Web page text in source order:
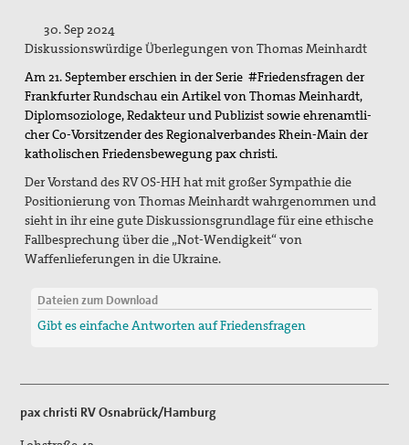
Veröffentlichungen
PaxpOSt
Arbeitshilfe zum Ersten Weltkrieg
Kontakt
Kriegsdienstverweigerung
Suche
30. Sep 2024
Diskussionswürdige Überlegungen von Thomas Meinhardt
Am 21. September erschien in der Serie #Friedensfragen der
Frankfurter Rundschau ein Artikel von Thomas Meinhardt,
Di­plom­so­zio­lo­ge, Re­dak­teur und Pu­bli­zist sowie eh­ren­amt­li­
cher Co-Vor­sit­zen­der des Re­gio­nal­ver­ban­des Rhein-Main der
ka­tho­li­schen Frie­dens­be­we­gung pax chris­ti.
Der Vorstand des RV OS-HH hat mit großer Sympathie die
Positionierung von Thomas Meinhardt wahrgenommen und
sieht in ihr eine gute Diskussionsgrundlage für eine ethische
Fallbesprechung über die „Not-Wendigkeit“ von
Waffenlieferungen in die Ukraine.
Dateien zum Download
Gibt es einfache Antworten auf Friedensfragen
pax christi RV Osnabrück/Hamburg